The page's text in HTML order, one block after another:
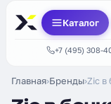
Каталог
+7 (495) 308-
Главная›Бренды›Zic в